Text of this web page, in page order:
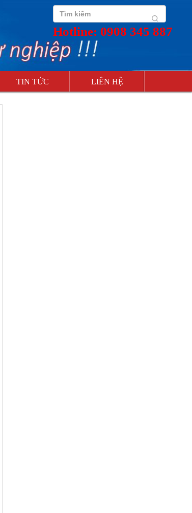
Hotline: 0908 345 887
TIN TỨC LIÊN HỆ